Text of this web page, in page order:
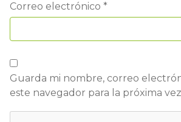
Correo electrónico *
Guarda mi nombre, correo
este navegador para la próxima